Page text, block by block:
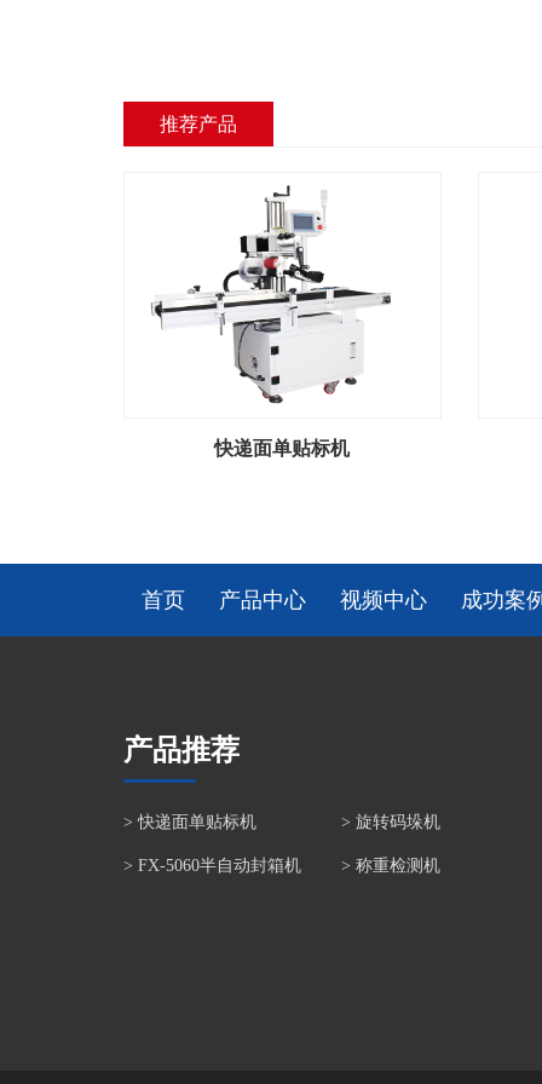
推荐产品
快递面单贴标机
首页 产品中心 视频中心 成功案
产品推荐
>快递面单贴标机 > 旋转码垛机
> FX-5060半自动封箱机 > 称重检测机